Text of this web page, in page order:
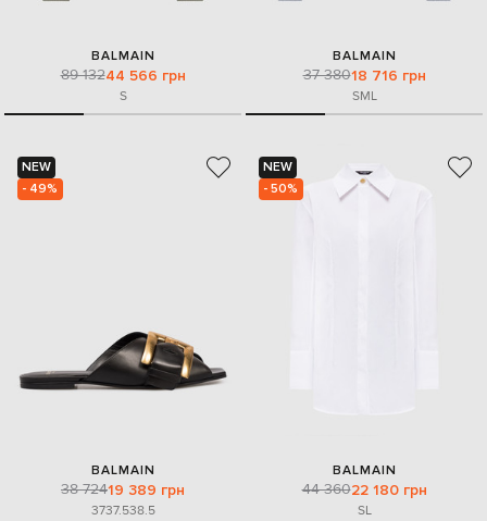
BALMAIN
89 13244 566 грн
S
BALMAIN
37 38018 716 грн
SML
NEW
- 49%
BALMAIN
38 72419 389 грн
3737.538.5
NEW
- 50%
BALMAIN
44 36022 180 грн
SL